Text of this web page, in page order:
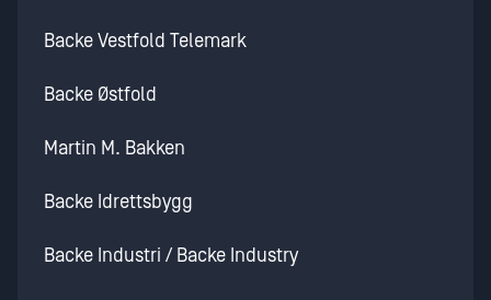
Backe Vestfold Telemark
Backe Østfold
Martin M. Bakken
Backe Idrettsbygg
Backe Industri / Backe Industry